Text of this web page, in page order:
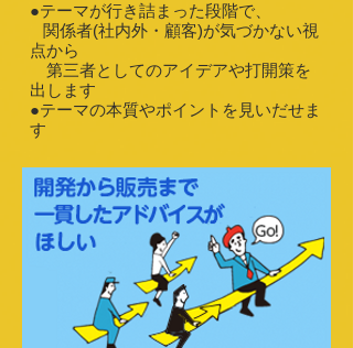
●テーマが行き詰まった段階で、
関係者(社内外・顧客)が気づかない視
点から
第三者としてのアイデアや打開策を
出します
●テーマの本質やポイントを見いだせま
す